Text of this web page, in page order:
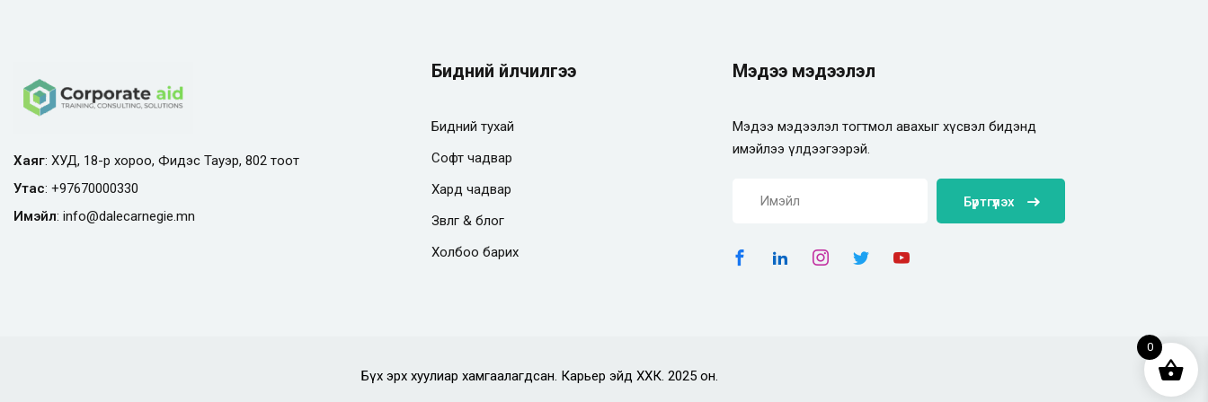
Хаяг: ХУД, 18-р хороо, Фидэс Тауэр, 802 тоот
Утас: +97670000330
Имэйл: info@dalecarnegie.mn
Бидний үйлчилгээ
Бидний тухай
Софт чадвар
Хард чадвар
Зөвлөгөө & блог
Холбоо барих
Мэдээ мэдээлэл
Мэдээ мэдээлэл тогтмол авахыг хүсвэл бидэнд
имэйлээ үлдээгээрэй.
Бүртгүүлэх
Бүх эрх хуулиар хамгаалагдсан. Карьер эйд ХХК. 2025 он.
0